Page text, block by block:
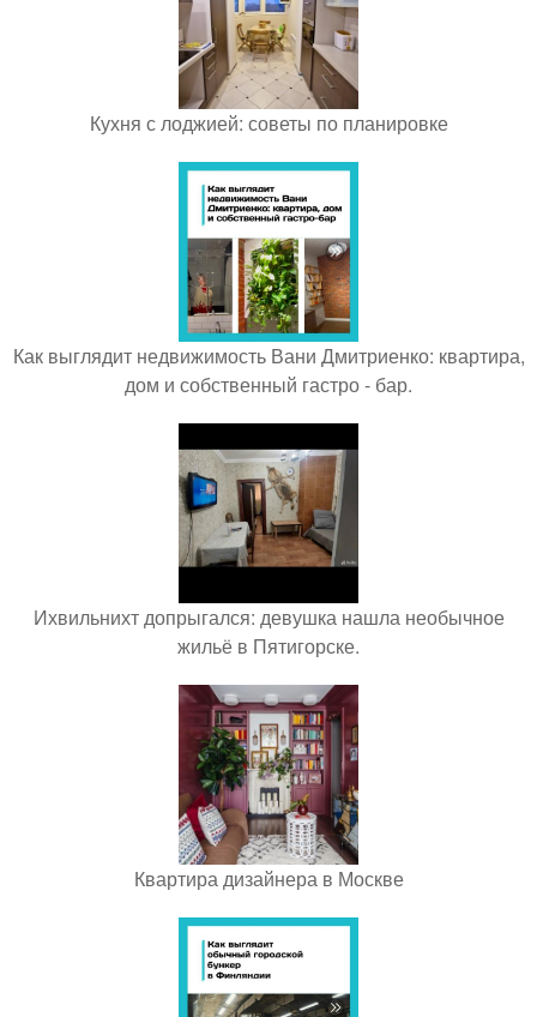
Кухня с лоджией: советы по планировке
Как выглядит недвижимость Вани Дмитриенко: квартира,
дом и собственный гастро - бар.
Ихвильнихт допрыгался: девушка нашла необычное
жильё в Пятигорске.
Квартира дизайнера в Москве